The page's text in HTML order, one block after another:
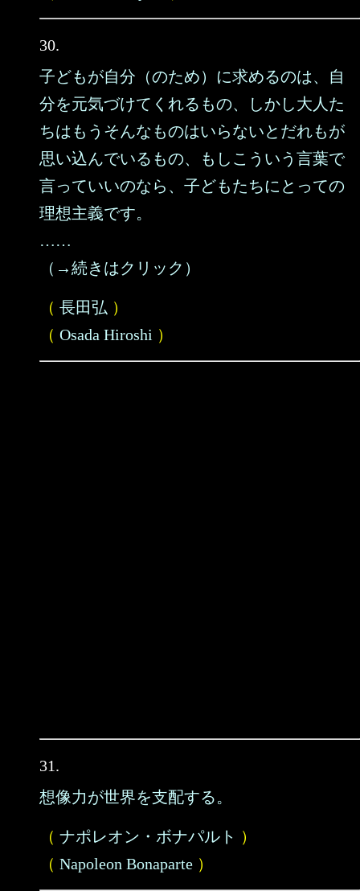
30.
子どもが自分（のため）に求めるのは、自
分を元気づけてくれるもの、しかし大人た
ちはもうそんなものはいらないとだれもが
思い込んでいるもの、もしこういう言葉で
言っていいのなら、子どもたちにとっての
理想主義です。
……
（→続きはクリック）
（ 長田弘 ）
（ Osada Hiroshi ）
31.
想像力が世界を支配する。
（ ナポレオン・ボナパルト ）
（ Napoleon Bonaparte ）